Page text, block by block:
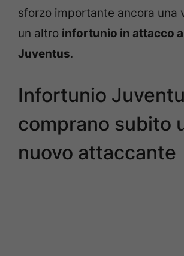
sforzo importante ancora una
un altro infortunio in attacco
Juventus.
Infortunio
comprano subito
nuovo attaccante